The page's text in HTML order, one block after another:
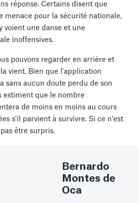
réponse. Certains disent que
menace pour la sécurité nationale,
voient une danse et une
inoffensives.
pouvons regarder en arrière et
vient. Bien que l'application
sans aucun doute perdu de son
estiment que le nombre
de moins en moins au cours
s'il parvient à survivre. Si ce n'est
être surpris.
Bernardo
Montes de
Oca